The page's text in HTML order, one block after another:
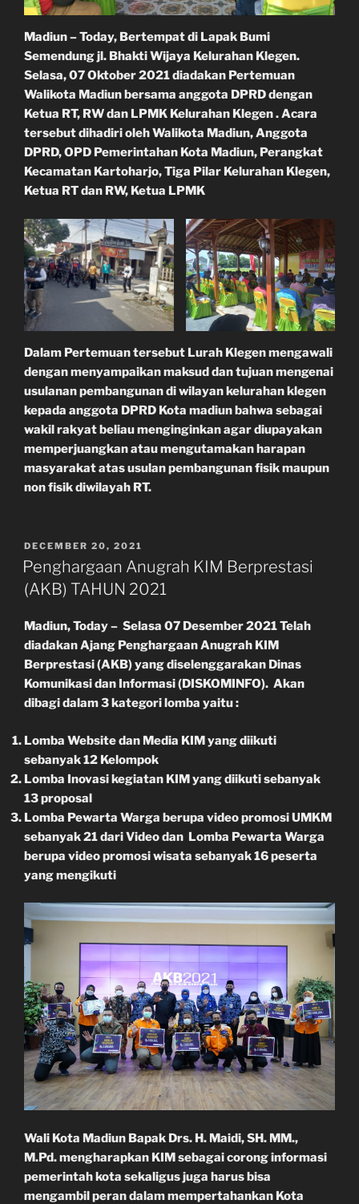
Madiun – Today, Bertempat di Lapak Bumi
Semendung jl. Bhakti Wijaya Kelurahan Klegen.
Selasa, 07 Oktober 2021 diadakan Pertemuan
Walikota Madiun bersama anggota DPRD dengan
Ketua RT, RW dan LPMK Kelurahan Klegen . Acara
tersebut dihadiri oleh Walikota Madiun, Anggota
DPRD, OPD Pemerintahan Kota Madiun, Perangkat
Kecamatan Kartoharjo, Tiga Pilar Kelurahan Klegen,
Ketua RT dan RW, Ketua LPMK
Dalam Pertemuan tersebut Lurah Klegen mengawali
dengan menyampaikan maksud dan tujuan mengenai
usulanan pembangunan di wilayan kelurahan klegen
kepada anggota DPRD Kota madiun bahwa sebagai
wakil rakyat beliau menginginkan agar diupayakan
memperjuangkan atau mengutamakan harapan
masyarakat atas usulan pembangunan fisik maupun
non fisik diwilayah RT.
POSTED
ON
DECEMBER 20, 2021
Penghargaan Anugrah KIM Berprestasi
(AKB) TAHUN 2021
Madiun, Today – Selasa 07 Desember 2021 Telah
diadakan Ajang Penghargaan Anugrah KIM
Berprestasi (AKB) yang diselenggarakan Dinas
Komunikasi dan Informasi (DISKOMINFO). Akan
dibagi dalam 3 kategori lomba yaitu :
Lomba Website dan Media KIM yang diikuti
sebanyak 12 Kelompok
Lomba Inovasi kegiatan KIM yang diikuti sebanyak
13 proposal
Lomba Pewarta Warga berupa video promosi UMKM
sebanyak 21 dari Video dan Lomba Pewarta Warga
berupa video promosi wisata sebanyak 16 peserta
yang mengikuti
Wali Kota Madiun Bapak Drs. H. Maidi, SH. MM.,
M.Pd. mengharapkan KIM sebagai corong informasi
pemerintah kota sekaligus juga harus bisa
mengambil peran dalam mempertahankan Kota